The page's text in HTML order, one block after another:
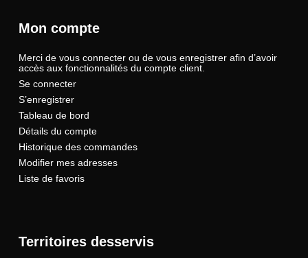
Mon compte
Merci de vous connecter ou de vous enregistrer afin d’avoir
accès aux fonctionnalités du compte client.
Se connecter
S’enregistrer
Tableau de bord
Détails du compte
Historique des commandes
Modifier mes adresses
Liste de favoris
Territoires desservis